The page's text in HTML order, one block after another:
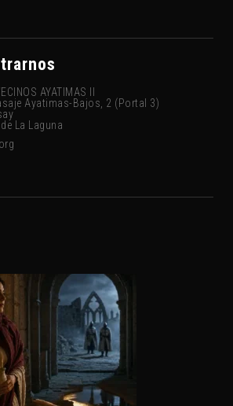
AYATIMAS II
Ayatimas-Bajos, 2 (Portal 3)
La Laguna